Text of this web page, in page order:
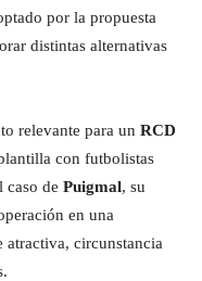
por la propuesta
distintas alternativas
relevante para un RCD
con futbolistas
caso de Puigmal, su
en una
atractiva, circunstancia